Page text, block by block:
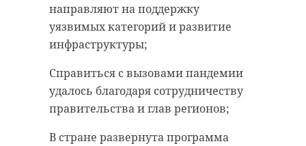
направляют на поддержку
уязвимых категорий и развитие
инфраструктуры;
Справиться с вызовами пандемии
удалось благодаря сотрудничеству
правительства и глав регионов;
В стране развернута программа